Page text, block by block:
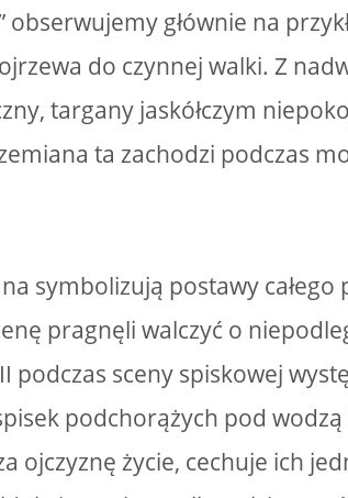
głównie na
do czynnej walki. Z
targany jaskółczym
ta zachodzi podczas
symbolizują postawy całego
pragnęli walczyć o
podczas sceny spiskowej
podchorążych pod
ojczyznę życie, cechuje ich